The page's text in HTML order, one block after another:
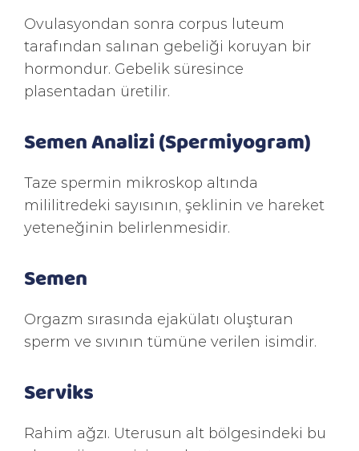
Ovulasyondan sonra corpus luteum
tarafından salınan gebeliği koruyan bir
hormondur. Gebelik süresince
plasentadan üretilir.
Semen Analizi (Spermiyogram)
Taze spermin mikroskop altında
mililitredeki sayısının, şeklinin ve hareket
yeteneğinin belirlenmesidir.
Semen
Orgazm sırasında ejakülatı oluşturan
sperm ve sıvının tümüne verilen isimdir.
Serviks
Rahim ağzı. Uterusun alt bölgesindeki bu